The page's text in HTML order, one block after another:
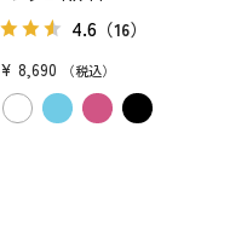
4.6（16）
¥ 8,690 税込